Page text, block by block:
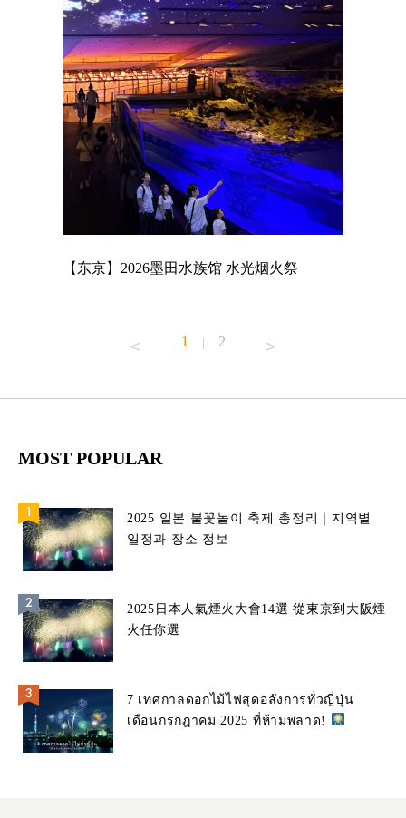
【东京】2026墨田水族馆 水光烟火祭
1 | 2
MOST POPULAR
2025 일본 불꽃놀이 축제 총정리｜지역별
일정과 장소 정보
2025日本人氣煙火大會14選 從東京到大阪煙
火任你選
7 เทศกาลดอกไม้ไฟสุดอลังการทั่วญี่ปุ่น
เดือนกรกฎาคม 2025 ที่ห้ามพลาด!